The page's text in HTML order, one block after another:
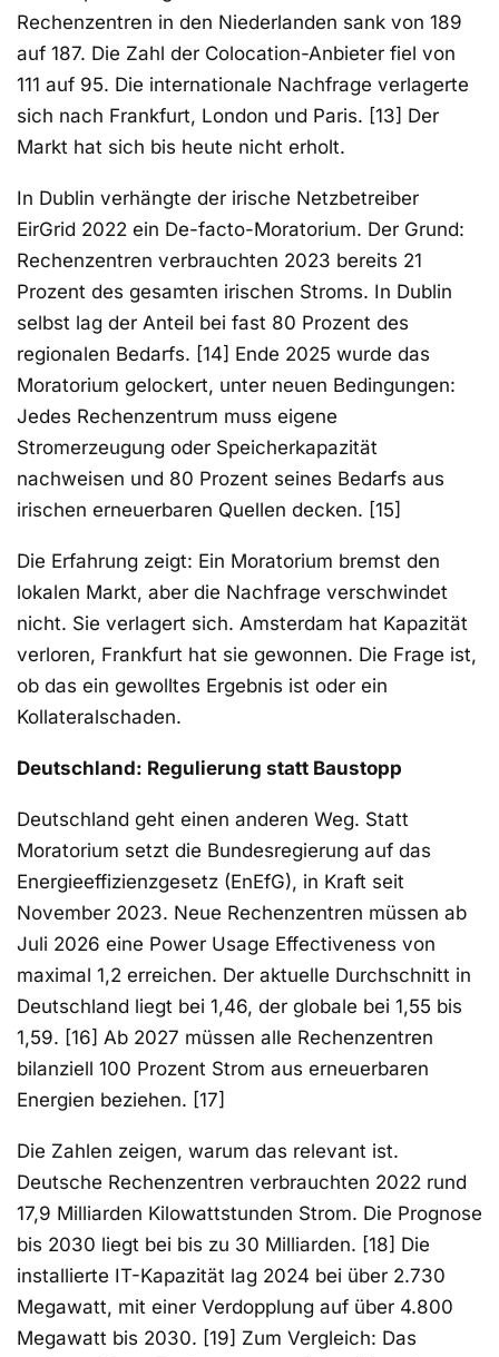
Rechenzentren in den Niederlanden sank von 189
auf 187. Die Zahl der Colocation-Anbieter fiel von
111 auf 95. Die internationale Nachfrage verlagerte
sich nach Frankfurt, London und Paris. [13] Der
Markt hat sich bis heute nicht erholt.
In Dublin verhängte der irische Netzbetreiber
EirGrid 2022 ein De-facto-Moratorium. Der Grund:
Rechenzentren verbrauchten 2023 bereits 21
Prozent des gesamten irischen Stroms. In Dublin
selbst lag der Anteil bei fast 80 Prozent des
regionalen Bedarfs. [14] Ende 2025 wurde das
Moratorium gelockert, unter neuen Bedingungen:
Jedes Rechenzentrum muss eigene
Stromerzeugung oder Speicherkapazität
nachweisen und 80 Prozent seines Bedarfs aus
irischen erneuerbaren Quellen decken. [15]
Die Erfahrung zeigt: Ein Moratorium bremst den
lokalen Markt, aber die Nachfrage verschwindet
nicht. Sie verlagert sich. Amsterdam hat Kapazität
verloren, Frankfurt hat sie gewonnen. Die Frage ist,
ob das ein gewolltes Ergebnis ist oder ein
Kollateralschaden.
Deutschland: Regulierung statt Baustopp
Deutschland geht einen anderen Weg. Statt
Moratorium setzt die Bundesregierung auf das
Energieeffizienzgesetz (EnEfG), in Kraft seit
November 2023. Neue Rechenzentren müssen ab
Juli 2026 eine Power Usage Effectiveness von
maximal 1,2 erreichen. Der aktuelle Durchschnitt in
Deutschland liegt bei 1,46, der globale bei 1,55 bis
1,59. [16] Ab 2027 müssen alle Rechenzentren
bilanziell 100 Prozent Strom aus erneuerbaren
Energien beziehen. [17]
Die Zahlen zeigen, warum das relevant ist.
Deutsche Rechenzentren verbrauchten 2022 rund
17,9 Milliarden Kilowattstunden Strom. Die Prognose
bis 2030 liegt bei bis zu 30 Milliarden. [18] Die
installierte IT-Kapazität lag 2024 bei über 2.730
Megawatt, mit einer Verdopplung auf über 4.800
Megawatt bis 2030. [19] Zum Vergleich: Das